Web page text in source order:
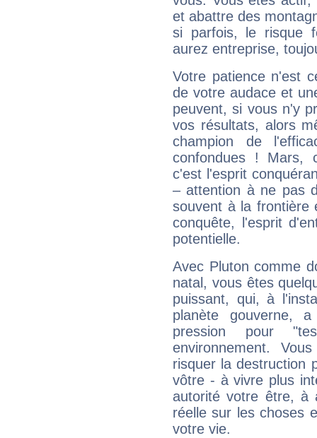
et abattre des
si parfois, le risque
aurez entreprise,
Votre patience n'est
de votre audace et
peuvent, si vous n'y
vos résultats, alors
champion de
confondues ! Mars,
c'est l'esprit
– attention à ne pas
souvent à la frontière
conquête, l'esprit
potentielle.
Avec Pluton comme
natal, vous êtes
puissant, qui, à
planète gouverne,
pression pour
environnement.
risquer la destruction
vôtre - à vivre plus
autorité votre être, à
réelle sur les choses
votre vie.